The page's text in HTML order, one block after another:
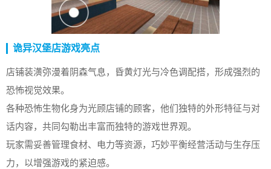
诡异汉堡店游戏亮点
店铺装潢弥漫着阴森气息，昏黄灯光与冷色调配搭，形成强烈的
恐怖视觉效果。
各种恐怖生物化身为光顾店铺的顾客，他们独特的外形特征与对
话内容，共同勾勒出丰富而独特的游戏世界观。
玩家需妥善管理食材、电力等资源，巧妙平衡经营活动与生存压
力，以增强游戏的紧迫感。